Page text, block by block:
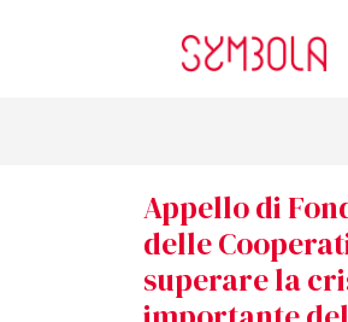
Appello di
delle
superare la